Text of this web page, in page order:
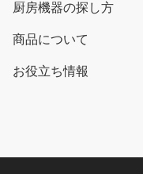
厨房機器の探し方
商品について
お役立ち情報